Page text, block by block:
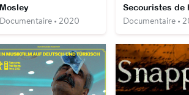
• 2020
Secouristes de
Documentaire •